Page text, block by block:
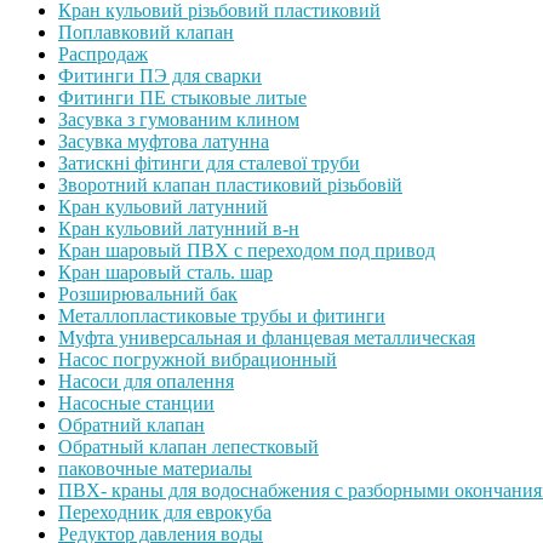
Кран кульовий різьбовий пластиковий
Поплавковий клапан
Распродаж
Фитинги ПЭ для сварки
Фитинги ПЕ стыковые литые
Засувка з гумованим клином
Засувка муфтова латунна
Затискні фітинги для сталевої труби
Зворотний клапан пластиковий різьбовій
Кран кульовий латунний
Кран кульовий латунний в-н
Кран шаровый ПВХ с переходом под привод
Кран шаровый сталь. шар
Розширювальний бак
Металлопластиковые трубы и фитинги
Муфта универсальная и фланцевая металлическая
Насос погружной вибрационный
Насоси для опалення
Насосные станции
Обратний клапан
Обратный клапан лепестковый
паковочные материалы
ПВХ- краны для водоснабжения с разборными
Переходник для еврокуба
Редуктор давления воды